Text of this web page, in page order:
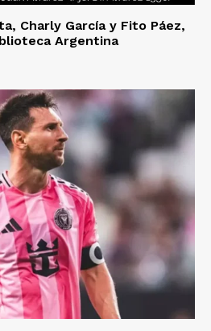
Charly García y Fito Páez,
Argentina